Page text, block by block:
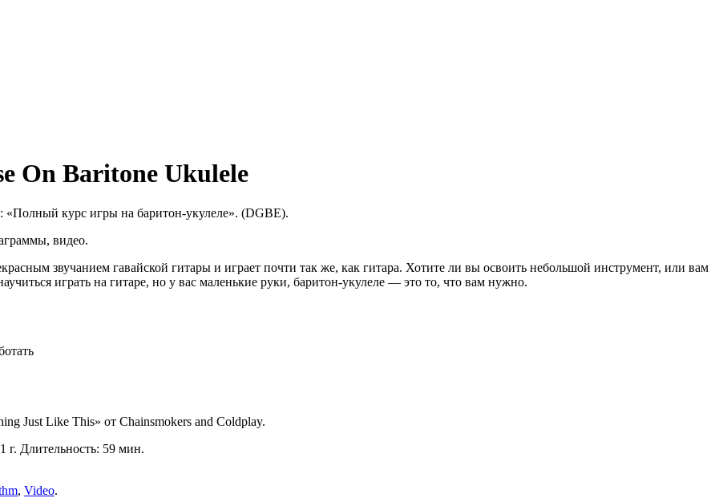
On Baritone Ukulele
«Полный курс игры на баритон-укулеле». (DGBE).
видео.
звучанием гавайской гитары и играет почти так же, как гитара. Хотите ли вы освоить небольшой инструмент, или вам
играть на гитаре, но у вас маленькие руки, баритон-укулеле — это то, что вам нужно.
Just Like This» от Chainsmokers and Coldplay.
г. Длительность: 59 мин.
, Video.